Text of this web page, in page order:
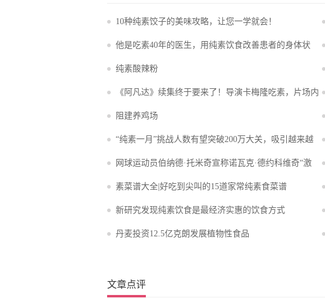
10种纯素饺子的美味攻略，让您一学就会！
他是吃素40年的医生，用纯素饮食改善患者的身体状
况，他说：食物比一切都重要
纯素酸辣粉
《阿凡达》续集终于要来了！导演卡梅隆吃素，片场内
提供的餐食都是纯素。
阻建养鸡场
“纯素一月”挑战人数有望突破200万大关，吸引越来越
多的公司参加活动
网球运动员伯纳德·托米奇宣称诺瓦克·德约科维奇“激
励”他成为纯素食者
素菜谱大全|好吃到尖叫的15道家常纯素食菜谱
新研究发现纯素饮食是最经济实惠的饮食方式
丹麦投资12.5亿克朗发展植物性食品
文章点评